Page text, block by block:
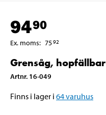
9490
Ex. moms: 7592
Grensåg, hopfällbar
Artnr. 16-049
Finns i lager i 64varuhus